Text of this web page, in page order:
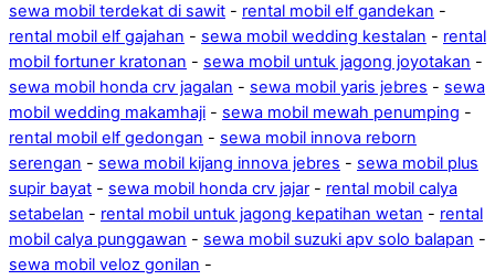
sewa mobil terdekat di sawit - rental mobil elf gandekan -
rental mobil elf gajahan - sewa mobil wedding kestalan - rental
mobil fortuner kratonan - sewa mobil untuk jagong joyotakan -
sewa mobil honda crv jagalan - sewa mobil yaris jebres - sewa
mobil wedding makamhaji - sewa mobil mewah penumping -
rental mobil elf gedongan - sewa mobil innova reborn
serengan - sewa mobil kijang innova jebres - sewa mobil plus
supir bayat - sewa mobil honda crv jajar - rental mobil calya
setabelan - rental mobil untuk jagong kepatihan wetan - rental
mobil calya punggawan - sewa mobil suzuki apv solo balapan -
sewa mobil veloz gonilan -